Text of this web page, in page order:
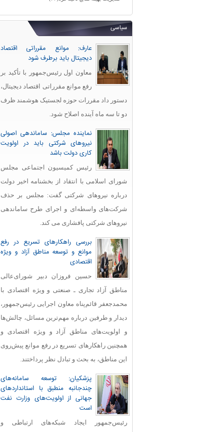
سیاسی
عارف: موانع مقرراتی اقتصاد
دیجیتال باید برطرف شود
معاون اول رئیس‌جمهور با تأکید بر
رفع موانع مقرراتی اقتصاد دیجیتال،
دستور داد مقررات حوزه لجستیک هوشمند ظرف
دو تا سه ماه آینده اصلاح شود.
نماینده مجلس: ساماندهی اصولی
نیروهای شرکتی باید در اولویت
کاری دولت باشد
رئیس کمیسیون اجتماعی مجلس
شورای اسلامی با انتقاد از بخشنامه اخیر دولت
درباره نیروهای شرکتی گفت: مجلس بر حذف
شرکت‌های واسطه‌ای و اجرای طرح ساماندهی
نیروهای شرکتی پافشاری می کند.
بررسی راهکارهای تسریع در رفع
موانع و توسعه مناطق آزاد و ویژه
اقتصادی
حسین فروزان دبیر شورای‌عالی
مناطق آزاد تجاری ـ صنعتی و ویژه اقتصادی با
محمدجعفر قائم‌پناه معاون اجرایی رئیس‌جمهور،
دیدار و طرفین درباره مهم‌ترین مسائل، چالش‌ها
و اولویت‌های مناطق آزاد و ویژه اقتصادی و
همچنین راهکارهای تسریع در رفع موانع پیش‌روی
این مناطق، به بحث و تبادل نظر پرداختند.
پزشکیان: توسعه سامانه‌های
چندجانبه منطبق با استانداردهای
جهانی از اولویت‌های وزارت نفت
است
رئیس‌جمهور ایجاد شبکه‌های ارتباطی و